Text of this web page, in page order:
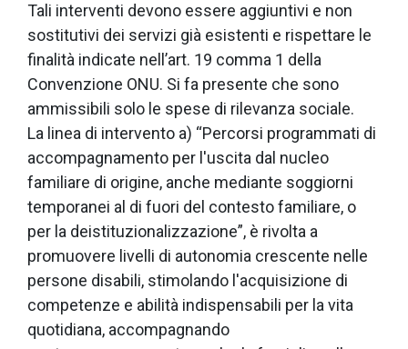
Tali interventi devono essere aggiuntivi e non
sostitutivi dei servizi già esistenti e rispettare le
finalità indicate nell’art. 19 comma 1 della
Convenzione ONU. Si fa presente che sono
ammissibili solo le spese di rilevanza sociale.
La linea di intervento a) “Percorsi programmati di
accompagnamento per l'uscita dal nucleo
familiare di origine, anche mediante soggiorni
temporanei al di fuori del contesto familiare, o
per la deistituzionalizzazione”, è rivolta a
promuovere livelli di autonomia crescente nelle
persone disabili, stimolando l'acquisizione di
competenze e abilità indispensabili per la vita
quotidiana, accompagnando